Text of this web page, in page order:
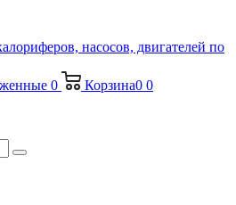
насосов, двигателей по
0 Корзина0 0